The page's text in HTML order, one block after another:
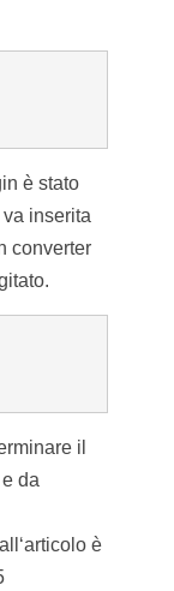
è stato
inserita
converter
il
da
è